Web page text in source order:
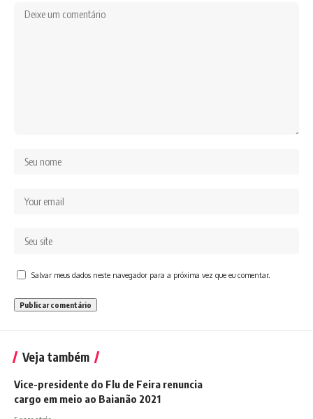
Salvar meus dados neste navegador para a próxima vez que eu comentar.
Veja também
Vice-presidente do Flu de Feira renuncia
cargo em meio ao Baianão 2021